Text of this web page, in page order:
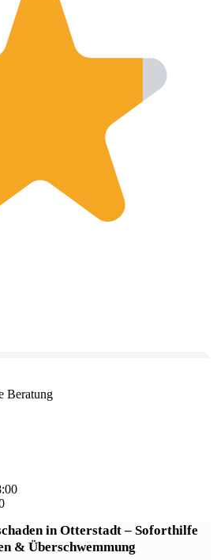
Beratung
in Otterstadt– Soforthilfe
& Überschwemmung